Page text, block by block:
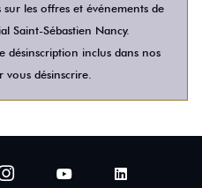
les offres et événements de
Saint-Sébastien Nancy.
désinscription inclus dans nos
vous désinscrire.